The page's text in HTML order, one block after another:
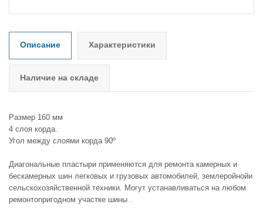
Описание Характеристики
Наличие на складе
Размер 160 мм
4 слоя корда.
Угол между слоями корда 90º
Диагональные пластыри применяются для ремонта камерных и
бескамерных шин легковых и грузовых автомобилей, землеройнойи
сельскохозяйственной техники. Могут устанавливаться на любом
ремонтопригодном участке шины .